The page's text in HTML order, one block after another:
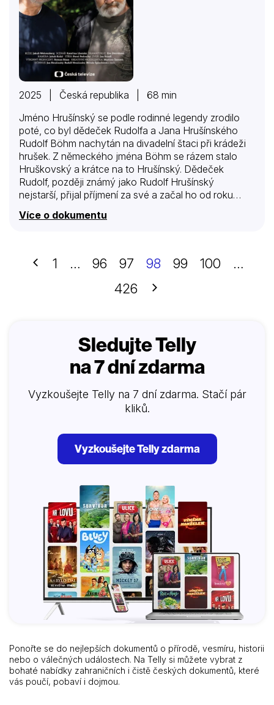
2025 | Česká republika | 68 min
Jméno Hrušínský se podle rodinné legendy zrodilo
poté, co byl dědeček Rudolfa a Jana Hrušínského
Rudolf Böhm nachytán na divadelní štaci při krádeži
hrušek. Z německého jména Böhm se rázem stalo
Hruškovský a krátce na to Hrušínský. Dědeček
Rudolf, později známý jako Rudolf Hrušínský
nejstarší, přijal příjmení za své a začal ho od roku
ale sahá mnohem dál. Není proto divu, že se stejnou
Hrušínského st. od prvních rolí, přes divadelní
angažmá v Činoherním studiu v Ústí nad Labem a
Činoherním klubu v Praze až k nezapomenutelným
Více o dokumentu
Předchozí
1 … 96 97 98 99 100
…
426
Další
Sledujte Telly
na 7 dní zdarma
Vyzkoušejte Telly na 7 dní zdarma. Stačí pár
kliků.
Vyzkoušejte Telly zdarma
Ponořte se do nejlepších dokumentů o přírodě, vesmíru, historii
nebo o válečných událostech. Na Telly si můžete vybrat z
bohaté nabídky zahraničních i čistě českých dokumentů, které
vás poučí, pobaví i dojmou.